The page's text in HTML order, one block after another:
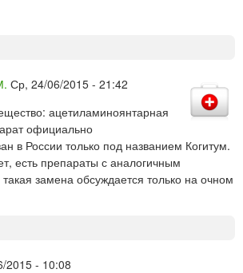
Ср, 24/06/2015 - 21:42
ацетиламиноянтарная
официально
в России только под названием Когитум.
есть препараты с аналогичным
замена обсуждается только на очном
2015 - 10:08